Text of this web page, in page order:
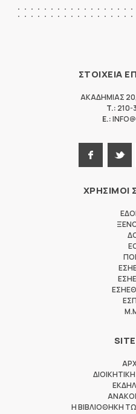
ΣΤΟΙΧΕΙΑ
ΑΚΑΔΗΜΙΑΣ 20,
T.: 210-
E.:
ΧΡΗΣΙΜΟΙ
Η ΒΙΒΛΙΟΘΗΚΗ